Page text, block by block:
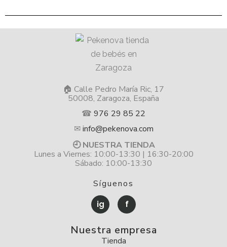
🏠 Calle Pedro María Ric, 17
50008, Zaragoza, España
☎ 976 29 85 22
✉info@pekenova.com
🕘 NUESTRA TIENDA
Lunes a Viernes: 10:00-13:30 | 16:30-20:00
Sábado: 10:00-13:30
Síguenos
ig f
Nuestra empresa
Tienda